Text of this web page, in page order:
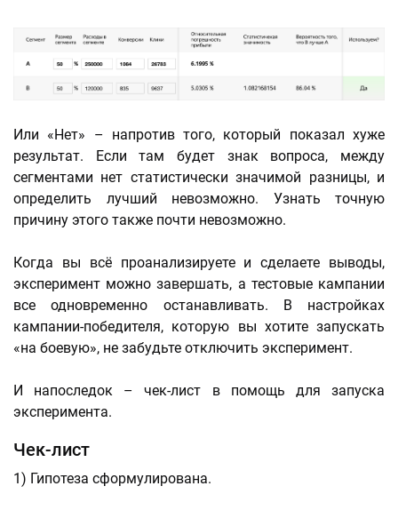
Или «Нет» – напротив того, который показал хуже
результат. Если там будет знак вопроса, между
сегментами нет статистически значимой разницы, и
определить лучший невозможно. Узнать точную
причину этого также почти невозможно.
Когда вы всё проанализируете и сделаете выводы,
эксперимент можно завершать, а тестовые кампании
все одновременно останавливать. В настройках
кампании-победителя, которую вы хотите запускать
«на боевую», не забудьте отключить эксперимент.
И напоследок – чек-лист в помощь для запуска
эксперимента.
Чек-лист
1) Гипотеза сформулирована.